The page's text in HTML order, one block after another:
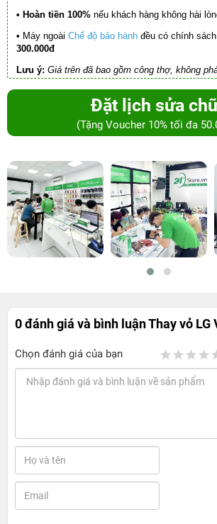
• Hoàn tiền 100% nếu khách hàng không hài
• Máy ngoài Chế độ bảo hành đều có chính
300.000đ
Lưu ý: Giá trên đã bao gồm công thợ, không
Đặt lịch sửa
(Tặng Voucher 10% tối đa
0 đánh giá và bình luậnThay vỏ LG
Chọn đánh giá của bạn